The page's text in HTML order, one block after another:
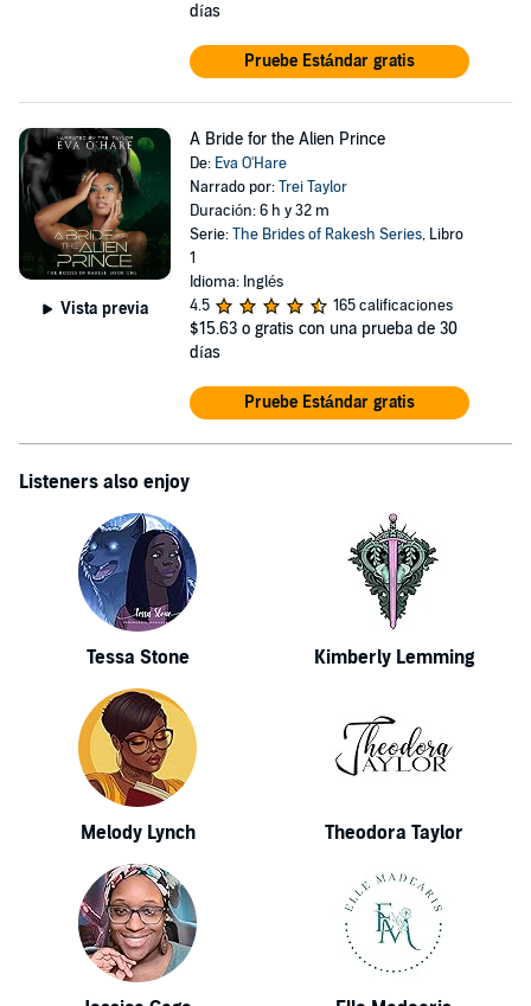
días
Pruebe Estándar gratis
Vista previa
A Bride for the Alien Prince
De: Eva O'Hare
Narrado por:Trei Taylor
Duración: 6 h y 32 m
Serie:The Brides of Rakesh Series, Libro
1
Idioma: Inglés
4.5
165 calificaciones
$15.63 o gratis con una prueba de 30
días
Pruebe Estándar gratis
Listeners also enjoy
Tessa Stone Kimberly Lemming
Melody Lynch Theodora Taylor